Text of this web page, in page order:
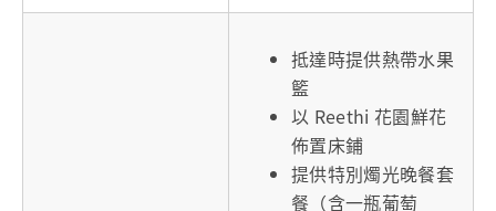
抵達時提供熱帶水果
籃
以 Reethi 花園鮮花
佈置床鋪
提供特別燭光晚餐套
餐（含一瓶葡萄